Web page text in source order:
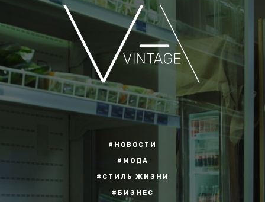
#НОВОСТИ
#МОДА
#СТИЛЬ ЖИЗНИ
#БИЗНЕС